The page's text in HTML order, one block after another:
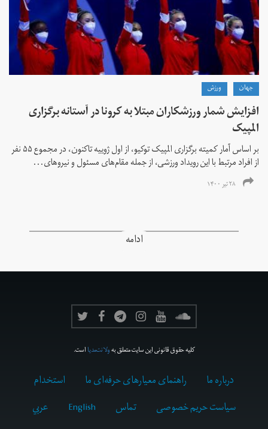
جهان ورزش
افزایش شمار ورزشکاران مبتلا به کرونا در آستانه برگزاری
المپیک
بر اساس آمار کمیته برگزاری المپیک توکیو، از اول ژوییه تاکنون، در مجموع ۵۵ نفر
از افراد مرتبط با این رویداد ورزشی، از جمله مقام‌های مسئول و نیروهای...
۲۸ تیر ۱۴۰۰
ادامه
کلیه حقوق قانونی این سایت متعلق بهولانت‌مدیااست.
درباره ما راهنمای معیارهای حرفه‌ای ما
استخدام
سیاست حریم خصوصی
تماس English
عربي